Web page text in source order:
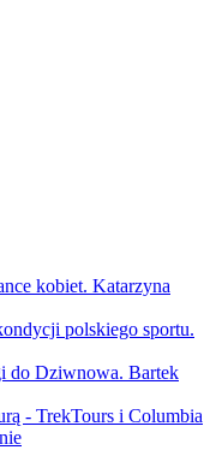
kobiet. Katarzyna
polskiego sportu.
do Dziwnowa. Bartek
- TrekTours i Columbia